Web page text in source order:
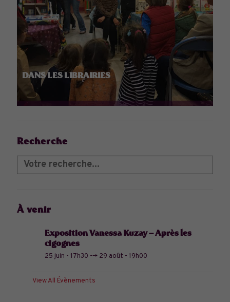
DANS LES LIBRAIRIES
Recherche
À venir
Exposition Vanessa Kuzay – Après les
cigognes
25 juin - 17h30 --> 29 août - 19h00
View All Évènements